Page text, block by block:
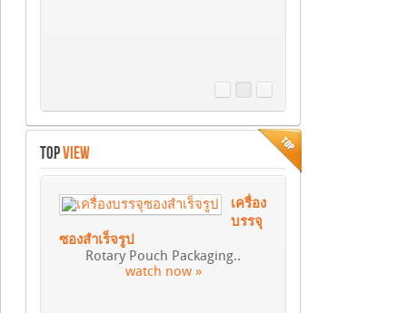
TOPVIEW
เครื่อง
บรรจุ
ซองสำเร็จรูป
Rotary Pouch Packaging..
watch now »